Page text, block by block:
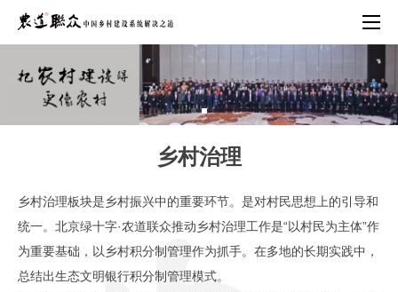
系统乡建
落地案例
乡村治理
乡村治理板块是乡村振兴中的重要环节。是对村民思想上的引导和
统一。北京绿十字·农道联众推动乡村治理工作是“以村民为主体”作
为重要基础，以乡村积分制管理作为抓手。在多地的长期实践中，
总结出生态文明银行积分制管理模式。